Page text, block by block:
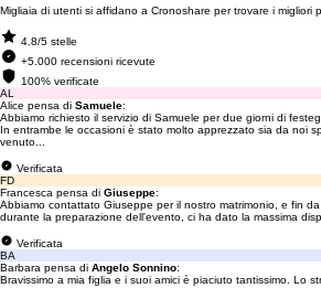
Migliaia di utenti si affidano a Cronoshare per trovare i migliori
4.8/5 stelle
+5.000 recensioni ricevute
100% verificate
AL
Alice pensa di Samuele:
Abbiamo richiesto il servizio di Samuele per due giorni di
In entrambe le occasioni è stato molto apprezzato sia da noi
venuto...
Verificata
FD
Francesca pensa di Giuseppe:
Abbiamo contattato Giuseppe per il nostro matrimonio, e fin
durante la preparazione dell'evento, ci ha dato la massima
Verificata
BA
Barbara pensa di Angelo Sonnino:
Bravissimo a mia figlia e i suoi amici è piaciuto tantissimo. Lo